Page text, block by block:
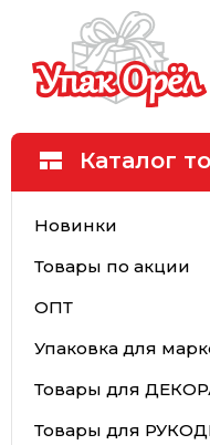
Каталог
Новинки
Товары по акции
ОПТ
Упаковка для
Товары для
Товары для